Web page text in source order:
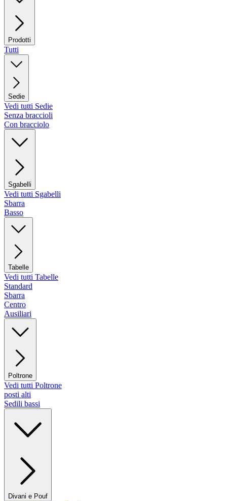
Prodotti
Tutti
Sedie
Vedi tutti Sedie
Senza braccioli
Con bracciolo
Sgabelli
Vedi tutti Sgabelli
Sbarra
Basso
Tabelle
Vedi tutti Tabelle
Standard
Sbarra
Centro
Ausiliari
Poltrone
Vedi tutti Poltrone
posti alti
Sedili bassi
Divani e Pouf